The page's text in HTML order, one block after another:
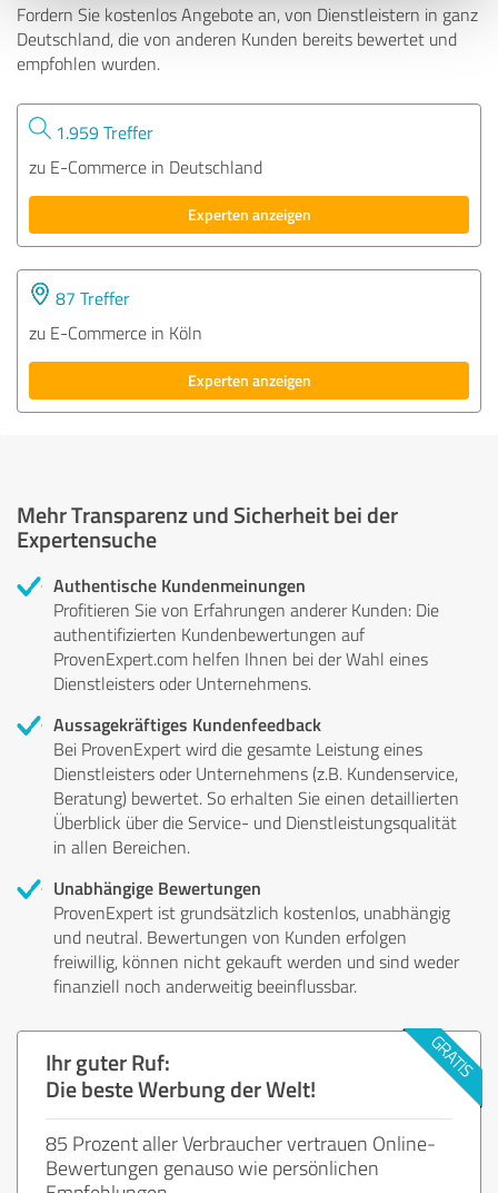
Fordern Sie kostenlos Angebote an, von Dienstleistern in ganz
Deutschland, die von anderen Kunden bereits bewertet und
empfohlen wurden.
1.959 Treffer
zu E-Commerce in Deutschland
Experten anzeigen
87 Treffer
zu E-Commerce in Köln
Experten anzeigen
Mehr Transparenz und Sicherheit bei der
Expertensuche
Authentische Kundenmeinungen
Profitieren Sie von Erfahrungen anderer Kunden: Die
authentifizierten Kundenbewertungen auf
ProvenExpert.com helfen Ihnen bei der Wahl eines
Dienstleisters oder Unternehmens.
Aussagekräftiges Kundenfeedback
Bei ProvenExpert wird die gesamte Leistung eines
Dienstleisters oder Unternehmens (z.B. Kundenservice,
Beratung) bewertet. So erhalten Sie einen detaillierten
Überblick über die Service- und Dienstleistungsqualität
in allen Bereichen.
Unabhängige Bewertungen
ProvenExpert ist grundsätzlich kostenlos, unabhängig
und neutral. Bewertungen von Kunden erfolgen
freiwillig, können nicht gekauft werden und sind weder
finanziell noch anderweitig beeinflussbar.
Ihr guter Ruf:
Die beste Werbung der Welt!
85 Prozent aller Verbraucher vertrauen Online-
Bewertungen genauso wie persönlichen